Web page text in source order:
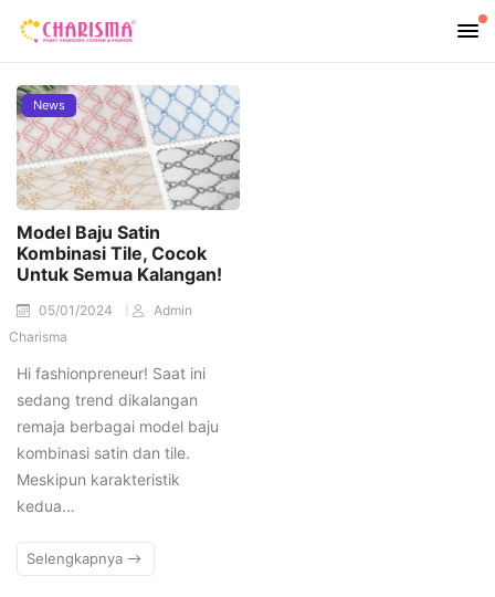
News
Model Baju Satin
Kombinasi Tile, Cocok
Untuk Semua Kalangan!
05/01/2024
Admin
Charisma
Hi fashionpreneur! Saat ini
sedang trend dikalangan
remaja berbagai model baju
kombinasi satin dan tile.
Meskipun karakteristik
kedua…
Selengkapnya